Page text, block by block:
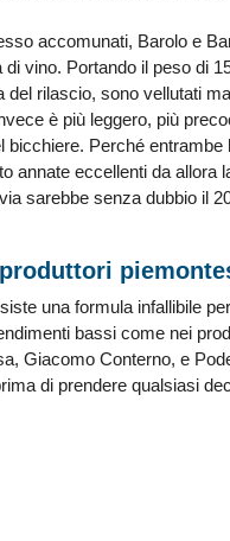
accomunati, Barolo e
di vino. Portando il peso di
del rilascio, sono vellutati
è più leggero, più
bicchiere. Perché
annate eccellenti da
sarebbe senza dubbio il
una formula infallibile
bassi come nei
Giacomo Conterno, e
di prendere qualsiasi